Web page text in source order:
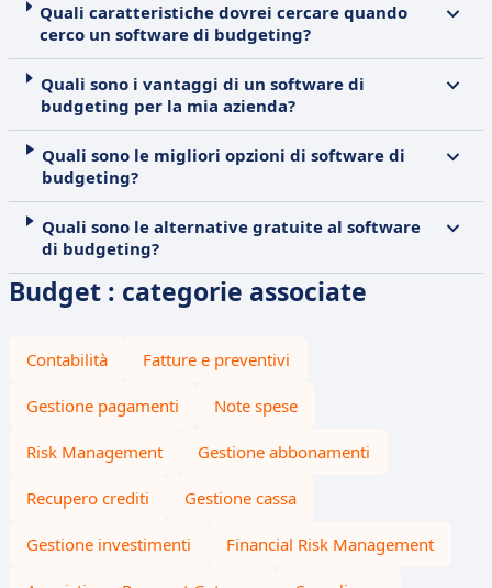
Quali caratteristiche dovrei cercare quando
cerco un software di budgeting?
Quali sono i vantaggi di un software di
budgeting per la mia azienda?
Quali sono le migliori opzioni di software di
budgeting?
Quali sono le alternative gratuite al software
di budgeting?
Budget : categorie associate
Contabilità Fatture e preventivi
Gestione pagamenti Note spese
Risk Management Gestione abbonamenti
Recupero crediti Gestione cassa
Gestione investimenti Financial Risk Management